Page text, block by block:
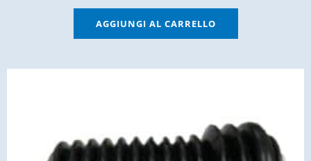
AGGIUNGI AL CARRELLO